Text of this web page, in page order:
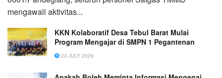
mengawali aktivitas...
KKN Kolaboratif Desa Tebul Barat Mulai
Program Mengajar di SMPN 1 Pegantenan
23 JULY 2026